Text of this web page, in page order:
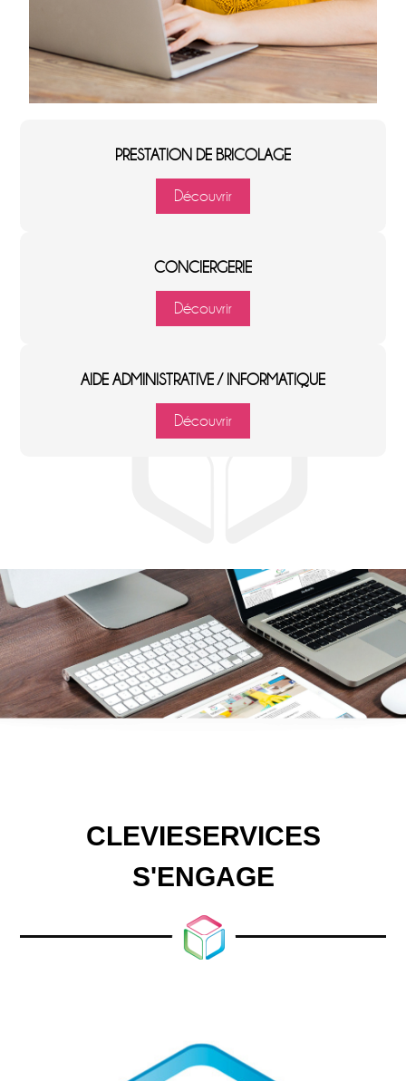
PRESTATION DE BRICOLAGE
Découvrir
CONCIERGERIE
Découvrir
AIDE ADMINISTRATIVE / INFORMATIQUE
Découvrir
CLEVIESERVICES
S'ENGAGE